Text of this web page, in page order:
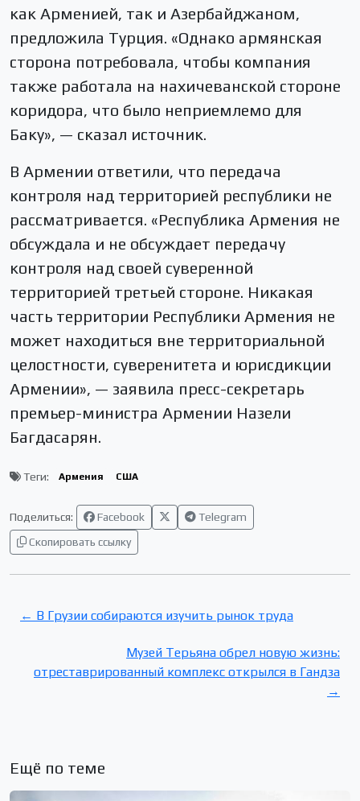
как Арменией, так и Азербайджаном,
предложила Турция. «Однако армянская
сторона потребовала, чтобы компания
также работала на нахичеванской стороне
коридора, что было неприемлемо для
Баку», — сказал источник.
В Армении ответили, что передача
контроля над территорией республики не
рассматривается. «Республика Армения не
обсуждала и не обсуждает передачу
контроля над своей суверенной
территорией третьей стороне. Никакая
часть территории Республики Армения не
может находиться вне территориальной
целостности, суверенитета и юрисдикции
Армении», — заявила пресс-секретарь
премьер-министра Армении Назели
Багдасарян.
Теги: Армения США
Поделиться: Facebook
Telegram
Скопировать ссылку
← В Грузии собираются изучить рынок труда
Музей Терьяна обрел новую жизнь:
отреставрированный комплекс открылся в Гандза
→
Ещё по теме